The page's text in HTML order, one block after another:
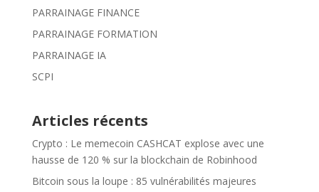
PARRAINAGE FINANCE
PARRAINAGE FORMATION
PARRAINAGE IA
SCPI
Articles récents
Crypto : Le memecoin CASHCAT explose avec une
hausse de 120 % sur la blockchain de Robinhood
Bitcoin sous la loupe : 85 vulnérabilités majeures